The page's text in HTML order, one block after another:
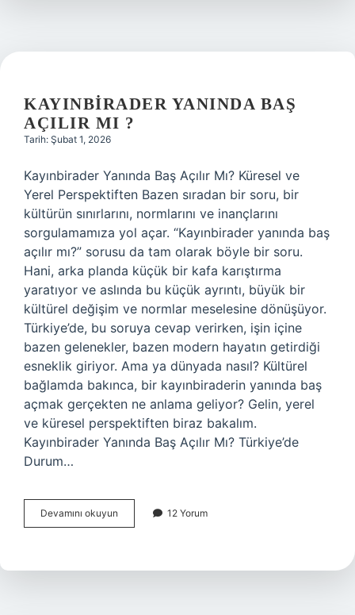
KAYINBIRADER YANINDA BAŞ
AÇILIR MI ?
Tarih: Şubat 1, 2026
Kayınbirader Yanında Baş Açılır Mı? Küresel ve
Yerel Perspektiften Bazen sıradan bir soru, bir
kültürün sınırlarını, normlarını ve inançlarını
sorgulamamıza yol açar. “Kayınbirader yanında baş
açılır mı?” sorusu da tam olarak böyle bir soru.
Hani, arka planda küçük bir kafa karıştırma
yaratıyor ve aslında bu küçük ayrıntı, büyük bir
kültürel değişim ve normlar meselesine dönüşüyor.
Türkiye’de, bu soruya cevap verirken, işin içine
bazen gelenekler, bazen modern hayatın getirdiği
esneklik giriyor. Ama ya dünyada nasıl? Kültürel
bağlamda bakınca, bir kayınbiraderin yanında baş
açmak gerçekten ne anlama geliyor? Gelin, yerel
ve küresel perspektiften biraz bakalım.
Kayınbirader Yanında Baş Açılır Mı? Türkiye’de
Durum…
Devamını okuyun Kayınbirader
yanında
mı
12 Yorum